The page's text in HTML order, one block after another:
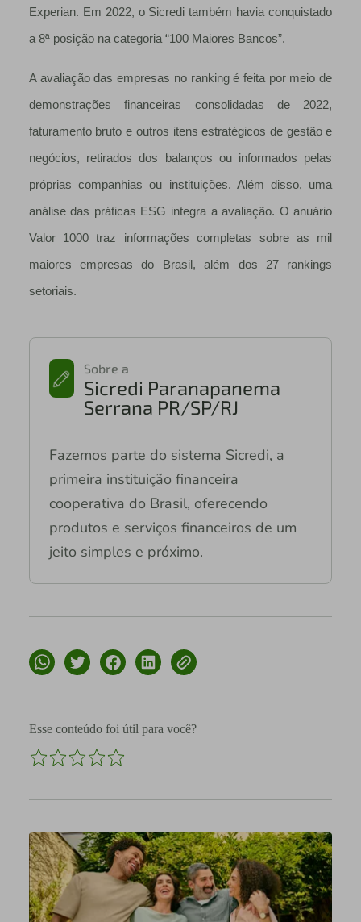
Experian. Em 2022, o Sicredi também havia conquistado
a 8ª posição na categoria “100 Maiores Bancos”.
A avaliação das empresas no ranking é feita por meio de
demonstrações financeiras consolidadas de 2022,
faturamento bruto e outros itens estratégicos de gestão e
negócios, retirados dos balanços ou informados pelas
próprias companhias ou instituições. Além disso, uma
análise das práticas ESG integra a avaliação. O anuário
Valor 1000 traz informações completas sobre as mil
maiores empresas do Brasil, além dos 27 rankings
setoriais.
Sobre a
Sicredi Paranapanema
Serrana PR/SP/RJ
Fazemos parte do sistema Sicredi, a
primeira instituição financeira
cooperativa do Brasil, oferecendo
produtos e serviços financeiros de um
jeito simples e próximo.
Esse conteúdo foi útil para você?